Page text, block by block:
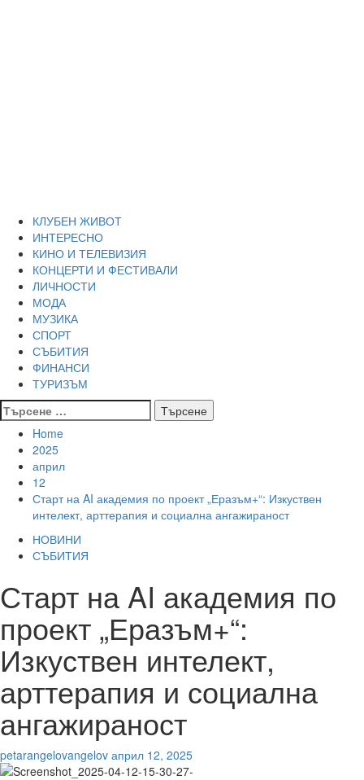
КЛУБЕН ЖИВОТ
ИНТЕРЕСНО
КИНО И ТЕЛЕВИЗИЯ
КОНЦЕРТИ И ФЕСТИВАЛИ
ЛИЧНОСТИ
МОДА
МУЗИКА
СПОРТ
СЪБИТИЯ
ФИНАНСИ
ТУРИЗЪМ
Търсене
за:
Home
2025
април
12
Старт на AI академия по проект „Еразъм+“: Изкуствен
интелект, арттерапия и социална ангажираност
НОВИНИ
СЪБИТИЯ
Старт на AI академия по
проект „Еразъм+“:
Изкуствен интелект,
арттерапия и социална
ангажираност
petarangelovangelov април 12, 2025